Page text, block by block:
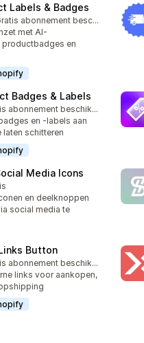
Labels & Badges
in totaal
Gratis abonnement beschikbaar
met AI-
en
Badges & Labels
totaal
Gratis abonnement beschikbaar
en -labels aan
laten schitteren
Media Icons
en deelknoppen
social media te
Button
totaal
Gratis abonnement beschikbaar
links voor aankopen,